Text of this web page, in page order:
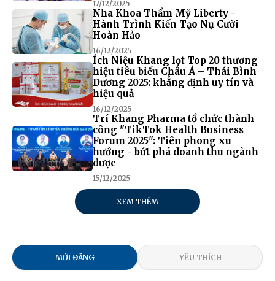
17/12/2025
Nha Khoa Thẩm Mỹ Liberty -
Hành Trình Kiến Tạo Nụ Cười
Hoàn Hảo
16/12/2025
Ích Niệu Khang lọt Top 20 thương
hiệu tiêu biểu Châu Á – Thái Bình
Dương 2025: khẳng định uy tín và
hiệu quả
16/12/2025
Trí Khang Pharma tổ chức thành
công "TikTok Health Business
Forum 2025": Tiên phong xu
hướng - bứt phá doanh thu ngành
dược
15/12/2025
XEM THÊM
MỚI ĐĂNG YÊU THÍCH